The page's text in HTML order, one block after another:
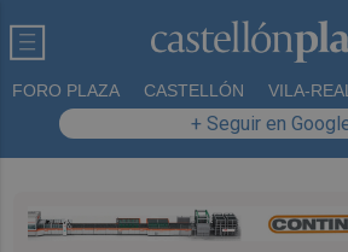
FORO PLAZA CASTELLÓN VILA-REAL
+ Seguir en